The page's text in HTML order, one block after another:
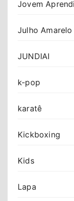
Jovem
Julho Amarelo
JUNDIAI
k-pop
karatê
Kickboxing
Kids
Lapa